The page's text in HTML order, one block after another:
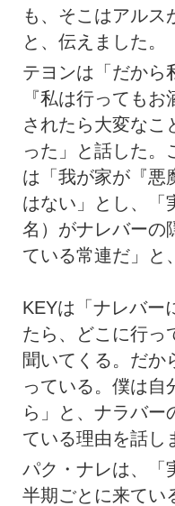
も、そこはアルス
と、伝えました。
テヨンは「だから
『私は行っても
されたら大変なこ
った」と話した。
は「我が家が『悪
はない」とし、「
名）がナレバーの
ている常連だ」と
KEYは「ナレバー
たら、どこに行っ
聞いてくる。だか
っている。僕は自
ら」と、ナラバー
ている理由を話し
パク・ナレは、「
半期ごとに来てい